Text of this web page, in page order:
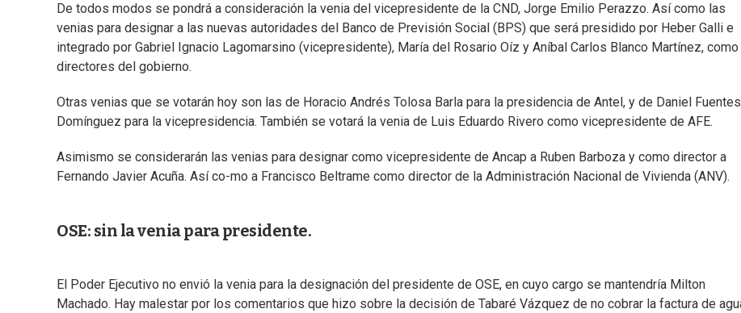
De todos modos se pondrá a consideración la venia del vicepresidente de la CND, Jorge Emilio Perazzo. Así como las
venias para designar a las nuevas autoridades del Banco de Previsión Social (BPS) que será presidido por Heber Galli e
integrado por Gabriel Ignacio Lagomarsino (vicepresidente), María del Rosario Oíz y Aníbal Carlos Blanco Martínez, como
directores del gobierno.
Otras venias que se votarán hoy son las de Horacio Andrés Tolosa Barla para la presidencia de Antel, y de Daniel Fuentes
Domínguez para la vicepresidencia. También se votará la venia de Luis Eduardo Rivero como vicepresidente de AFE.
Asimismo se considerarán las venias para designar como vicepresidente de Ancap a Ruben Barboza y como director a
Fernando Javier Acuña. Así co-mo a Francisco Beltrame como director de la Administración Nacional de Vivienda (ANV).
OSE: sin la venia para presidente.
El Poder Ejecutivo no envió la venia para la designación del presidente de OSE, en cuyo cargo se mantendría Milton
Machado. Hay malestar por los comentarios que hizo sobre la decisión de Tabaré Vázquez de no cobrar la factura de